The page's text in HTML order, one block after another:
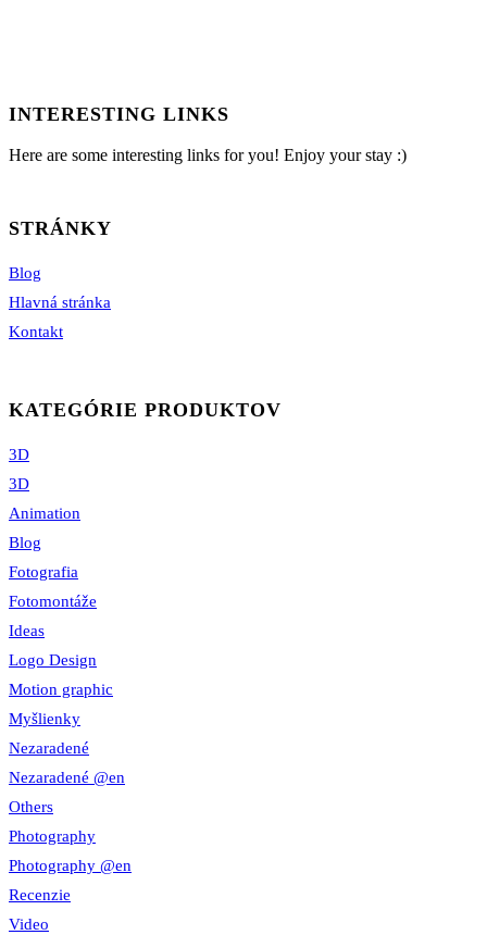
INTERESTING LINKS
Here are some interesting links for you! Enjoy your stay :)
STRÁNKY
Blog
Hlavná stránka
Kontakt
KATEGÓRIE PRODUKTOV
3D
3D
Animation
Blog
Fotografia
Fotomontáže
Ideas
Logo Design
Motion graphic
Myšlienky
Nezaradené
Nezaradené @en
Others
Photography
Photography @en
Recenzie
Video